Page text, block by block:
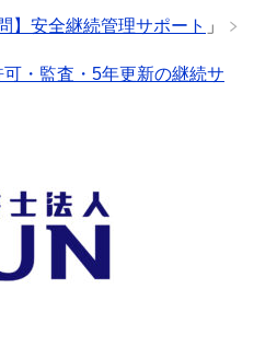
】安全継続管理サポート 」
可・監査・5年更新の継続サ